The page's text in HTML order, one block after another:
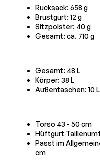
Rucksack: 658 g
Brustgurt: 12 g
Sitzpolster: 40 g
Gesamt: ca. 710 g
Gesamt: 48 L
Körper: 38 L
Außentaschen: 10 L
Torso 43 - 50 cm
Hüftgurt
Passt im
cm